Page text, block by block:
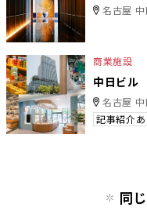
名古屋 中
商業施設
中日ビル
名古屋 中
記事紹介あ
同